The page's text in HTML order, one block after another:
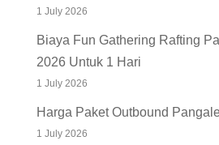
1 July 2026
Biaya Fun Gathering Rafting
2026 Untuk 1 Hari
1 July 2026
Harga Paket Outbound
1 July 2026